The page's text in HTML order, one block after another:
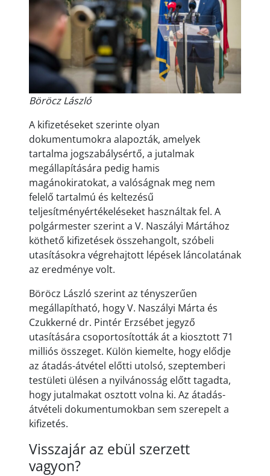
Böröcz László
A kifizetéseket szerinte olyan
dokumentumokra alapozták, amelyek
tartalma jogszabálysértő, a jutalmak
megállapítására pedig hamis
magánokiratokat, a valóságnak meg nem
felelő tartalmú és keltezésű
teljesítményértékeléseket használtak fel. A
polgármester szerint a V. Naszályi Mártához
köthető kifizetések összehangolt, szóbeli
utasításokra végrehajtott lépések láncolatának
az eredménye volt.
Böröcz László szerint az tényszerűen
megállapítható, hogy V. Naszályi Márta és
Czukkerné dr. Pintér Erzsébet jegyző
utasítására csoportosították át a kiosztott 71
milliós összeget. Külön kiemelte, hogy elődje
az átadás-átvétel előtti utolsó, szeptemberi
testületi ülésen a nyilvánosság előtt tagadta,
hogy jutalmakat osztott volna ki. Az átadás-
átvételi dokumentumokban sem szerepelt a
kifizetés.
Visszajár az ebül szerzett
vagyon?